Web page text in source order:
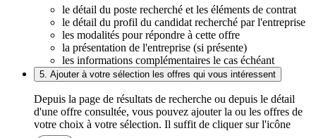
le détail du poste recherché et les éléments de contrat
le détail du profil du candidat recherché par l'entreprise
les modalités pour répondre à cette offre
la présentation de l'entreprise (si présente)
les informations complémentaires le cas échéant
5. Ajouter à votre sélection les offres qui vous intéressent
Depuis la page de résultats de recherche ou depuis le détail
d'une offre consultée, vous pouvez ajouter la ou les offres de
votre choix à votre sélection. Il suffit de cliquer sur l'icône